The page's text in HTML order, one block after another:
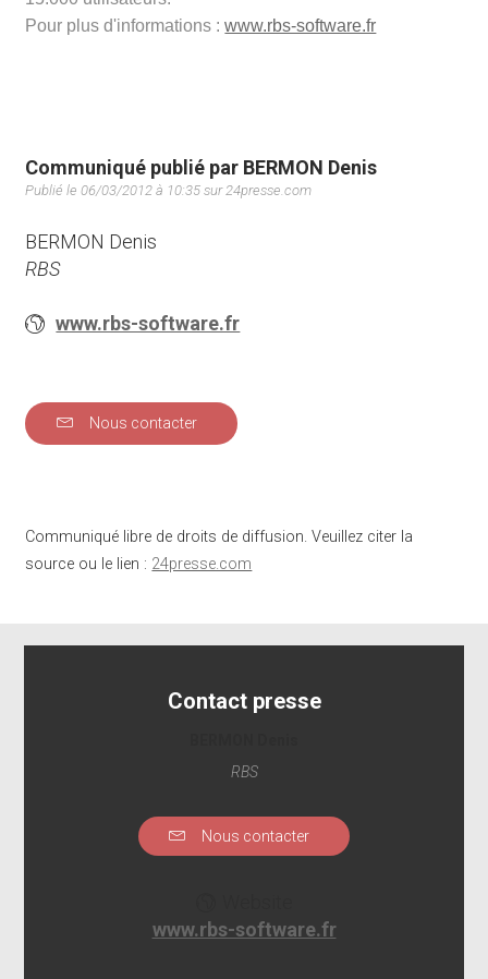
Pour plus d'informations :www.rbs-software.fr
Communiqué publié par BERMON Denis
Publié le 06/03/2012 à 10:35 sur 24presse.com
BERMON Denis
RBS
www.rbs-software.fr
Nous contacter
Communiqué libre de droits de diffusion. Veuillez citer la
source ou le lien : 24presse.com
Contact presse
RBS
Nous contacter
www.rbs-software.fr